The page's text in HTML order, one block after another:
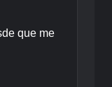
que me